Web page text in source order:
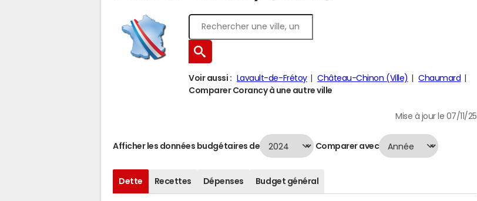
Voir aussi : Lavault-de-Frétoy Château-Chinon (Ville)
Chaumard
Comparer Corancy à une autre ville
Mise à jour le 07/11/25
Afficher les données budgétaires de Comparer avec
Dette Recettes Dépenses Budget général